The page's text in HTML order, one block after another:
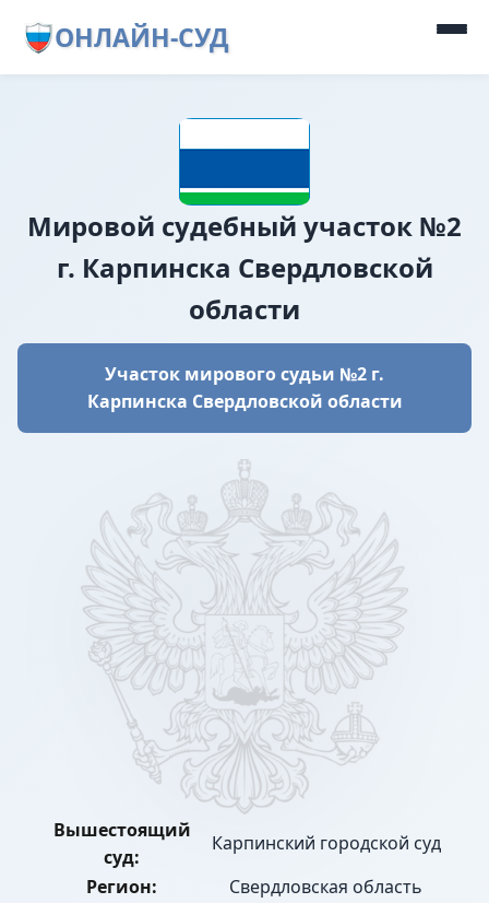
ОНЛАЙН-СУД
Мировой судебный участок №2
г. Карпинска Свердловской
области
Участок мирового судьи №2 г.
Карпинска Свердловской области
Вышестоящий
суд:
Карпинский городской суд
Регион:
Свердловская область